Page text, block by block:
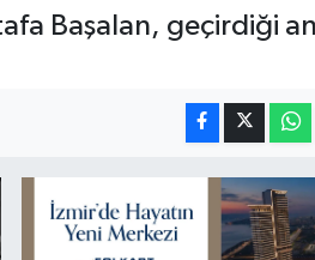
Başalan, geçirdiği